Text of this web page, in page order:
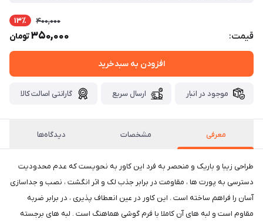
قیمت:
400,000 13٪
350,000تومان
افزودن به سبدخرید
موجود در انبار ارسال سریع گارانتی اصالت کالا
معرفی مشخصات دیدگاه‌ها
طراحی زیبا و باریک و منحصر به فرد این کاور به نحویست که عدم محدودیت
دسترسی به پورت ها ، مقاومت در برابر جذب لک و اثر انگشت ، نصب و جداسازی
آسان را فراهم ساخته است . این کاور در عین انعطاف پذیری ، در برابر ضربه
مقاوم است و لبه های آن کاملا با فرم گوشی هماهنگ است . لبه های برجسته